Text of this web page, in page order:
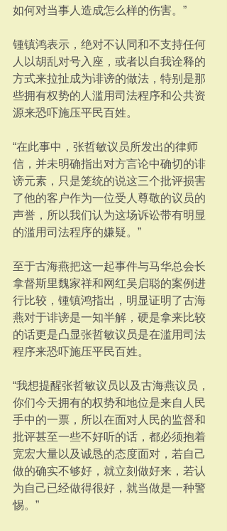
如何对当事人造成怎么样的伤害。”
锺镇鸿表示，绝对不认同和不支持任何
人以胡乱对号入座，或者以自我诠释的
方式来拉扯成为诽谤的做法，特别是那
些拥有权势的人滥用司法程序和公共资
源来恐吓施压平民百姓。
“在此事中，张哲敏议员所发出的律师
信，并未明确指出对方言论中确切的诽
谤元素，只是笼统的说这三个批评损害
了他的客户作为一位受人尊敬的议员的
声誉，所以我们认为这场诉讼带有明显
的滥用司法程序的嫌疑。”
至于古海燕把这一起事件与马华总会长
拿督斯里魏家祥和网红吴启聪的案例进
行比较，锺镇鸿指出，明显证明了古海
燕对于诽谤是一知半解，硬是拿来比较
的话更是凸显张哲敏议员是在滥用司法
程序来恐吓施压平民百姓。
“我想提醒张哲敏议员以及古海燕议员，
你们今天拥有的权势和地位是来自人民
手中的一票，所以在面对人民的监督和
批评甚至一些不好听的话，都必须抱着
宽宏大量以及诚恳的态度面对，若自己
做的确实不够好，就立刻做好来，若认
为自己已经做得很好，就当做是一种警
惕。”